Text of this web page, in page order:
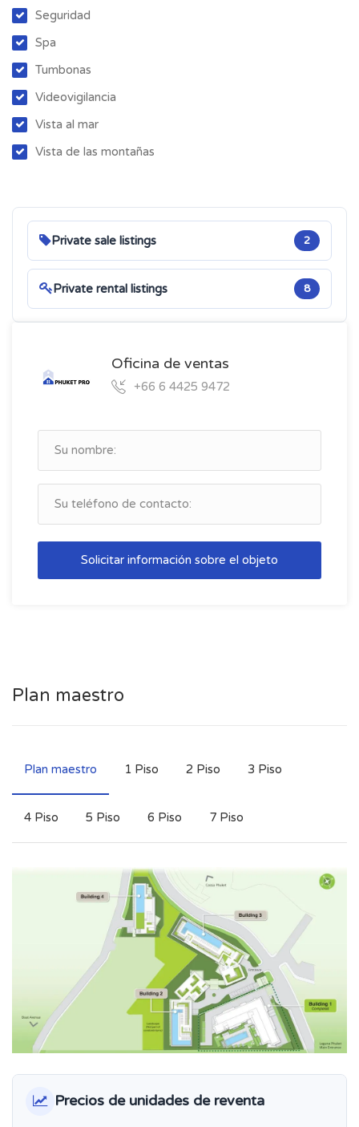
Seguridad
Spa
Tumbonas
Videovigilancia
Vista al mar
Vista de las montañas
Private sale listings 2
Private rental listings 8
Oficina de ventas
+66 6 4425 9472
Solicitar información sobre el objeto
Plan maestro
Plan maestro 1 Piso 2 Piso 3 Piso
4 Piso 5 Piso 6 Piso 7 Piso
Precios de unidades de reventa